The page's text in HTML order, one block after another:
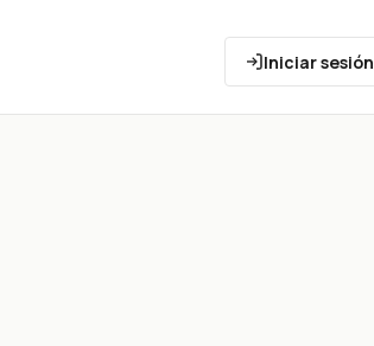
Iniciar sesión